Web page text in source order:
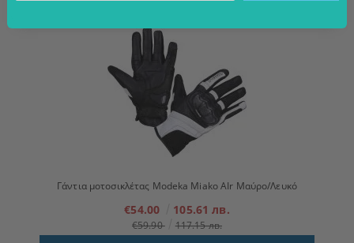
Γάντια μοτοσικλέτας Modeka Miako AIr Μαύρο/Λευκό
€54.00 105.61 лв.
€59.90
117.15 лв.